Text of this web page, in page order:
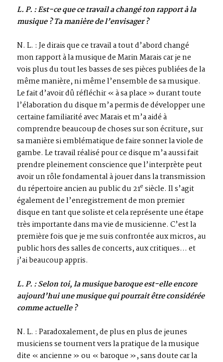
L. P. : Est-ce que ce travail a changé ton rapport à la
musique ? Ta manière de l’envisager ?
N. L. : Je dirais que ce travail a tout d’abord changé
mon rapport à la musique de Marin Marais car je ne
vois plus du tout les basses de ses pièces publiées de la
même manière, ni même l’ensemble de sa musique.
Le fait d’avoir dû réfléchir « à sa place » durant toute
l’élaboration du disque m’a permis de développer une
certaine familiarité avec Marais et m’a aidé à
comprendre beaucoup de choses sur son écriture, sur
sa manière si emblématique de faire sonner la viole de
gambe. Le travail réalisé pour ce disque m’a aussi fait
prendre pleinement conscience que l’interprète peut
avoir un rôle fondamental à jouer dans la transmission
du répertoire ancien au public du 21e siècle. Il s’agit
également de l’enregistrement de mon premier
disque en tant que soliste et cela représente une étape
très importante dans ma vie de musicienne. C’est la
première fois que je me suis confrontée aux micros, au
public hors des salles de concerts, aux critiques… et
j’ai beaucoup appris.
L. P. : Selon toi, la musique baroque est-elle encore
aujourd’hui une musique qui pourrait être considérée
comme actuelle ?
N. L. : Paradoxalement, de plus en plus de jeunes
musiciens se tournent vers la pratique de la musique
dite « ancienne » ou « baroque », sans doute car la